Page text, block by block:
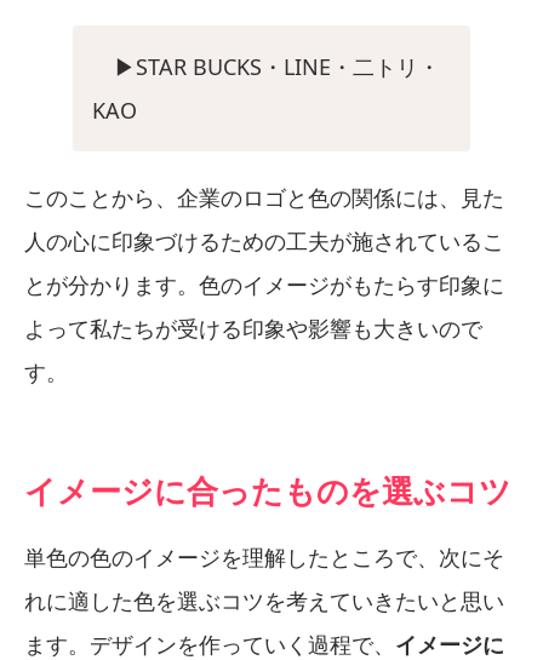
▶︎STAR BUCKS・LINE・二トリ・
KAO
このことから、企業のロゴと色の関係には、見た
人の心に印象づけるための工夫が施されているこ
とが分かります。色のイメージがもたらす印象に
よって私たちが受ける印象や影響も大きいので
す。
イメージに合ったものを選ぶコツ
単色の色のイメージを理解したところで、次にそ
れに適した色を選ぶコツを考えていきたいと思い
ます。デザインを作っていく過程で、 イメージに